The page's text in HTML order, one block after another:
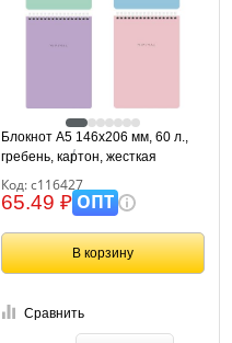
Блокнот А5 146х206 мм, 60 л.,
гребень, картон, жесткая
подложка, клетка, BRAUBERG
"Minimal Pastel", 116427
Код: с116427
65.49 ₽ОПТ
В корзину
Сравнить